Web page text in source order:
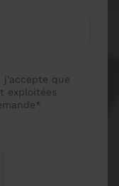
j'accepte que
exploitées